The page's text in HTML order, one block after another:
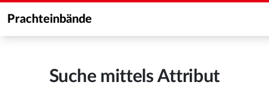
Prachteinbände
Suche mittels Attribut